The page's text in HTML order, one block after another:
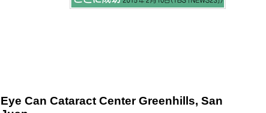
Eye Can Cataract Center Greenhills, San